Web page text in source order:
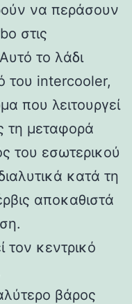
να περάσουν
στις
το λάδι
του intercooler,
που λειτουργεί
τη μεταφορά
του εσωτερικού
κατά τη
αποκαθιστά
τον κεντρικό
βάρος